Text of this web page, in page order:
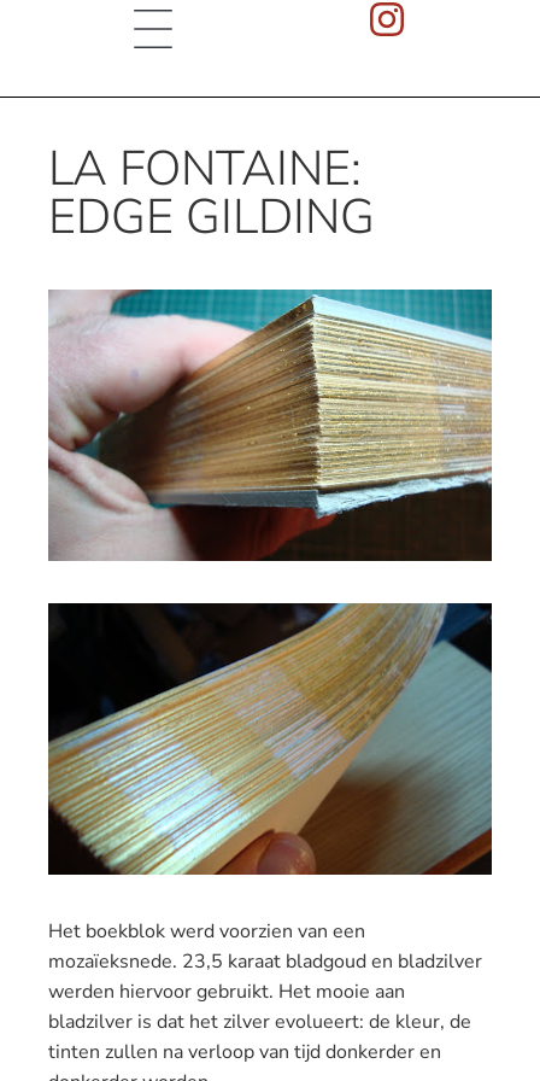
LA FONTAINE:
EDGE GILDING
Het boekblok werd voorzien van een
mozaïeksnede. 23,5 karaat bladgoud en bladzilver
werden hiervoor gebruikt. Het mooie aan
bladzilver is dat het zilver evolueert: de kleur, de
tinten zullen na verloop van tijd donkerder en